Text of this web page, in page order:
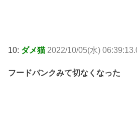
10: ダメ猫 2022/10/05(水)
フードバンクみて切なくなった